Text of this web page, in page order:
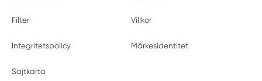
Filter Villkor
Integritetspolicy Märkesidentitet
Sajtkarta